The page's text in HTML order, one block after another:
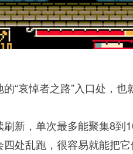
“哀悼者之路”入口处，
新，单次最多能聚集8到
处乱跑，很容易就能把